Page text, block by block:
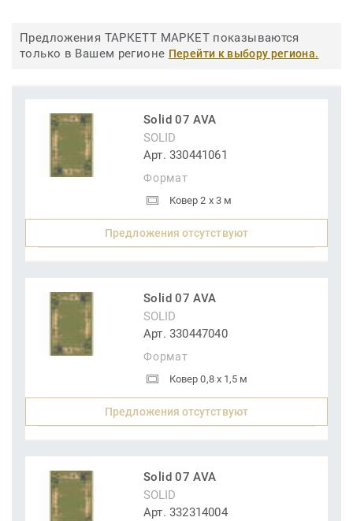
Предложения ТАРКЕТТ МАРКЕТ показываются
только в Вашем регионе Перейти к выбору региона.
Solid 07 AVA
SOLID
Арт. 330441061
Формат
Ковер 2 x 3 м
Предложения отсутствуют
Solid 07 AVA
SOLID
Арт. 330447040
Формат
Ковер 0,8 x 1,5 м
Предложения отсутствуют
Solid 07 AVA
SOLID
Арт. 332314004